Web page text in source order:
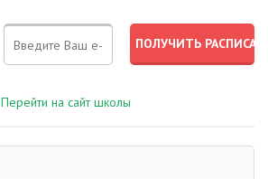
Перейти на сайт школы